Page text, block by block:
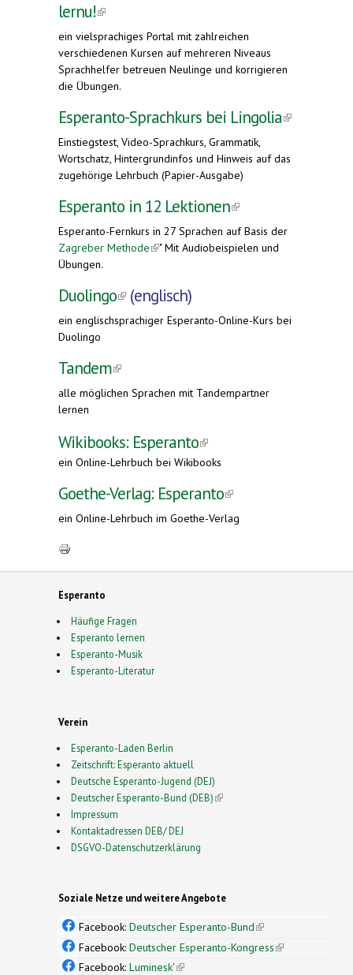
lernu!(link is external)
ein vielsprachiges Portal mit zahlreichen
verschiedenen Kursen auf mehreren Niveaus
Sprachhelfer betreuen Neulinge und korrigieren
die Übungen.
Esperanto-Sprachkurs bei Lingolia(link is
Einstiegstest, Video-Sprachkurs, Grammatik,
Wortschatz, Hintergrundinfos und Hinweis auf das
zugehörige Lehrbuch (Papier-Ausgabe)
Esperanto in 12 Lektionen(link is
external)
Esperanto-Fernkurs in 27 Sprachen auf Basis der
Zagreber Methode(link is external)
" Mit Audiobeispielen und
Übungen.
Duolingo(link is external)
(englisch)
ein englischsprachiger Esperanto-Online-Kurs bei
Duolingo
Tandem(link is external)
alle möglichen Sprachen mit Tandempartner
lernen
Wikibooks: Esperanto(link is
external)
ein Online-Lehrbuch bei Wikibooks
Goethe-Verlag: Esperanto(link is
external)
ein Online-Lehrbuch im Goethe-Verlag
Esperanto
Häufige Fragen
Esperanto lernen
Esperanto-Musik
Esperanto-Literatur
Verein
Esperanto-Laden Berlin
Zeitschrift: Esperanto aktuell
Deutsche Esperanto-Jugend (DEJ)
Deutscher Esperanto-Bund (DEB)(link is external)
Impressum
Kontaktadressen DEB/ DEJ
DSGVO-Datenschutzerklärung
Soziale Netze und weitere Angebote
Facebook: Deutscher Esperanto-Bund(link is
external)
Facebook: Deutscher Esperanto-Kongress(link is
Facebook: Luminesk'(link is external)